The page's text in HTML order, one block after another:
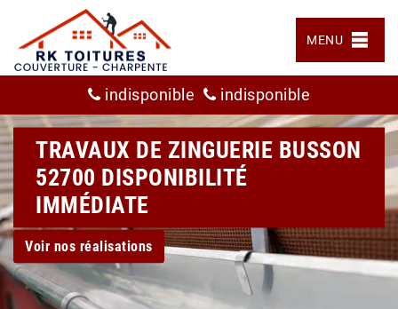
MENU
indisponible indisponible
TRAVAUX DE ZINGUERIE BUSSON
52700 DISPONIBILITÉ
IMMÉDIATE
Voir nos réalisations